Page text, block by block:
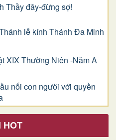
Thầy đây-đừng sợ!
lễ kính Thánh Đa Minh
XIX Thường Niên -Năm A
nối con người với quyền
HOT